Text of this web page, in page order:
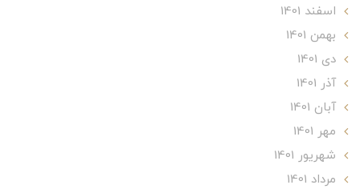
اسفند 1401
بهمن 1401
دی 1401
آذر 1401
آبان 1401
مهر 1401
شهریور 1401
مرداد 1401